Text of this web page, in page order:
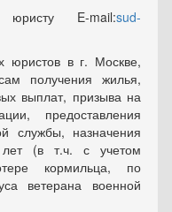
E-mail:sud-
юристов в г. Москве,
получения жилья,
выплат, призыва на
предоставления
службы, назначения
(в т.ч. с учетом
кормильца, по
ветерана военной